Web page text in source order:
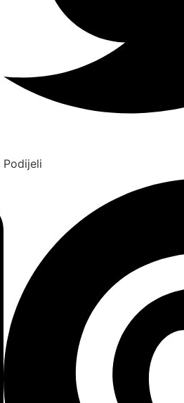
Podijeli